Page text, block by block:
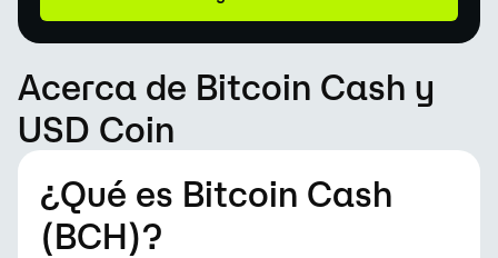
Acerca de Bitcoin Cash y
USD Coin
¿Qué es Bitcoin Cash
(BCH)?